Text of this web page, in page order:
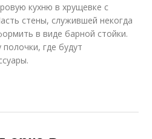
кухню в хрущевке с
стены, служившей некогда
в виде барной стойки.
где будут